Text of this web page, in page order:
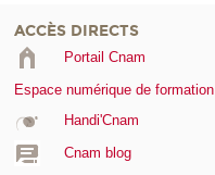
ACCÈS DIRECTS
Portail Cnam
Espace numérique de formation
Handi'Cnam
Cnam blog